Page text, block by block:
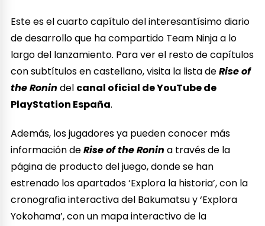
Este es el cuarto capítulo del interesantísimo diario
de desarrollo que ha compartido Team Ninja a lo
largo del lanzamiento. Para ver el resto de capítulos
con subtítulos en castellano, visita la lista deRise of
the Ronin del canal oficial de YouTube de
PlayStation España.
Además, los jugadores ya pueden conocer más
información deRise of the Ronin a través de la
página de producto del juego, donde se han
estrenado los apartados ‘Explora la historia’, con la
cronografia interactiva del Bakumatsu y ‘Explora
Yokohama’, con un mapa interactivo de la